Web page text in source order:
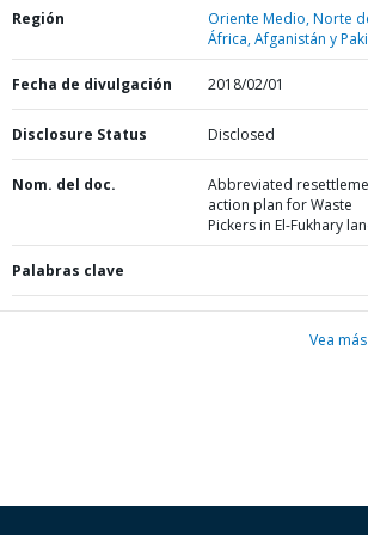
Región
Oriente Medio, Norte
África, Afganistán y
Fecha de divulgación 2018/02/01
Disclosure Status Disclosed
Nom. del doc.
Abbreviated
action plan for Waste
Pickers in El-Fukhary
Palabras clave
Vea más